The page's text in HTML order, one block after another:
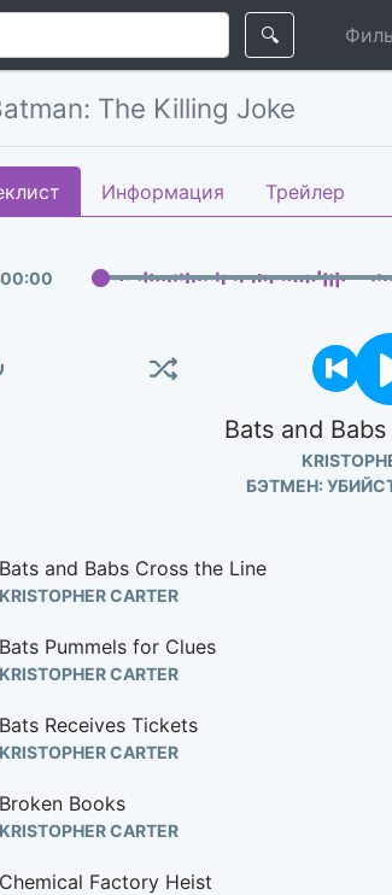
🔍
The Killing Joke
Информация Трейлер
00:00
Bats and
БЭТМЕН:
Bats and Babs Cross the Line
KRISTOPHER CARTER
Bats Pummels for Clues
KRISTOPHER CARTER
Bats Receives Tickets
KRISTOPHER CARTER
Broken Books
KRISTOPHER CARTER
Chemical Factory Heist